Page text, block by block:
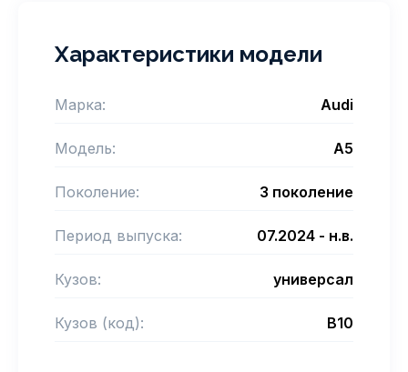
Характеристики модели
Марка: Audi
Модель: A5
Поколение: 3 поколение
Период выпуска: 07.2024 - н.в.
Кузов: универсал
Кузов (код): B10